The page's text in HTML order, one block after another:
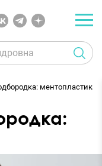
ментопластика